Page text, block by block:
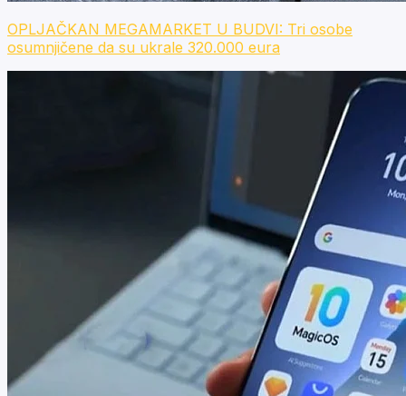
OPLJAČKAN MEGAMARKET U BUDVI: Tri osobe
osumnjičene da su ukrale 320.000 eura